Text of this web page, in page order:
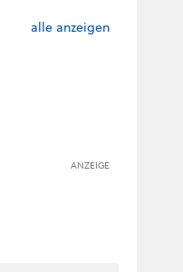
alle anzeigen
ANZEIGE